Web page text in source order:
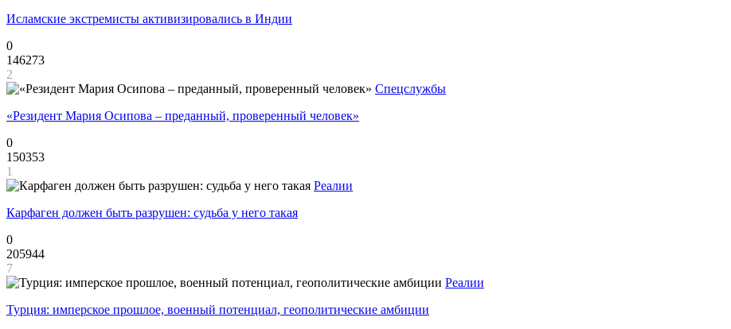
Исламские экстремисты активизировались в Индии
0
146273
2
Спецслужбы
«Резидент Мария Осипова – преданный, проверенный человек»
0
150353
1
Реалии
Карфаген должен быть разрушен: судьба у него такая
0
205944
7
Реалии
Турция: имперское прошлое, военный потенциал, геополитические амбиции